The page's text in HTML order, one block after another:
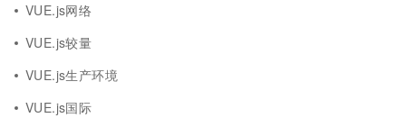
VUE.js网络
VUE.js较量
VUE.js生产环境
VUE.js国际